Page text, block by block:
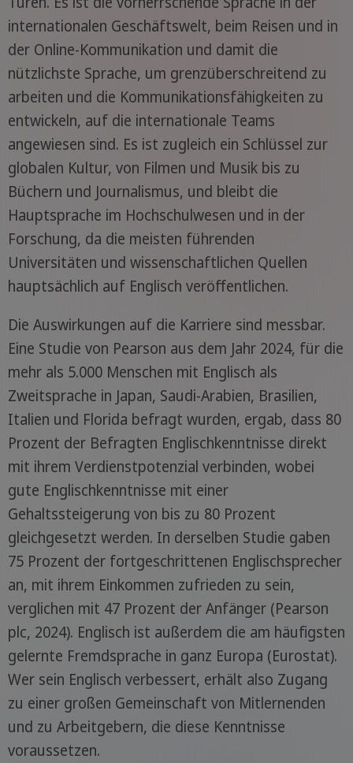
internationalen Geschäftswelt, beim Reisen und in
der Online-Kommunikation und damit die
nützlichste Sprache, um grenzüberschreitend zu
arbeiten und die Kommunikationsfähigkeiten zu
entwickeln, auf die internationale Teams
angewiesen sind. Es ist zugleich ein Schlüssel zur
globalen Kultur, von Filmen und Musik bis zu
Büchern und Journalismus, und bleibt die
Hauptsprache im Hochschulwesen und in der
Forschung, da die meisten führenden
Universitäten und wissenschaftlichen Quellen
hauptsächlich auf Englisch veröffentlichen.
Die Auswirkungen auf die Karriere sind messbar.
Eine Studie von Pearson aus dem Jahr 2024, für die
mehr als 5.000 Menschen mit Englisch als
Zweitsprache in Japan, Saudi-Arabien, Brasilien,
Italien und Florida befragt wurden, ergab, dass 80
Prozent der Befragten Englischkenntnisse direkt
mit ihrem Verdienstpotenzial verbinden, wobei
gute Englischkenntnisse mit einer
Gehaltssteigerung von bis zu 80 Prozent
gleichgesetzt werden. In derselben Studie gaben
75 Prozent der fortgeschrittenen Englischsprecher
an, mit ihrem Einkommen zufrieden zu sein,
verglichen mit 47 Prozent der Anfänger (Pearson
plc, 2024). Englisch ist außerdem die am häufigsten
gelernte Fremdsprache in ganz Europa (Eurostat).
Wer sein Englisch verbessert, erhält also Zugang
zu einer großen Gemeinschaft von Mitlernenden
und zu Arbeitgebern, die diese Kenntnisse
voraussetzen.